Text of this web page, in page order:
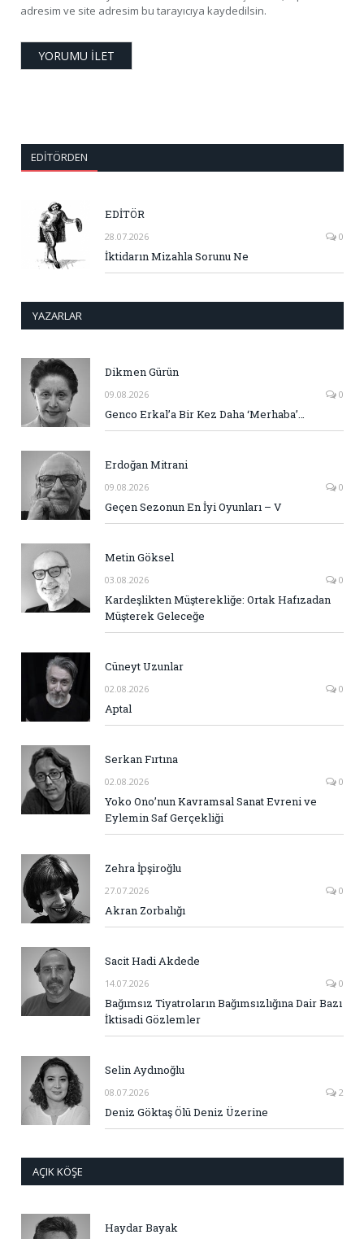
adresim ve site adresim bu tarayıcıya kaydedilsin.
EDITÖRDEN
EDİTÖR
28.07.2026 0
İktidarın Mizahla Sorunu Ne
YAZARLAR
Dikmen Gürün
09.08.2026 0
Genco Erkal’a Bir Kez Daha ‘Merhaba’…
Erdoğan Mitrani
09.08.2026 0
Geçen Sezonun En İyi Oyunları – V
Metin Göksel
03.08.2026 0
Kardeşlikten Müşterekliğe: Ortak Hafızadan
Müşterek Geleceğe
Cüneyt Uzunlar
02.08.2026 0
Aptal
Serkan Fırtına
02.08.2026 0
Yoko Ono’nun Kavramsal Sanat Evreni ve
Eylemin Saf Gerçekliği
Zehra İpşiroğlu
27.07.2026 0
Akran Zorbalığı
Sacit Hadi Akdede
14.07.2026 0
Bağımsız Tiyatroların Bağımsızlığına Dair Bazı
İktisadi Gözlemler
Selin Aydınoğlu
08.07.2026 2
Deniz Göktaş Ölü Deniz Üzerine
AÇIK KÖŞE
Haydar Bayak